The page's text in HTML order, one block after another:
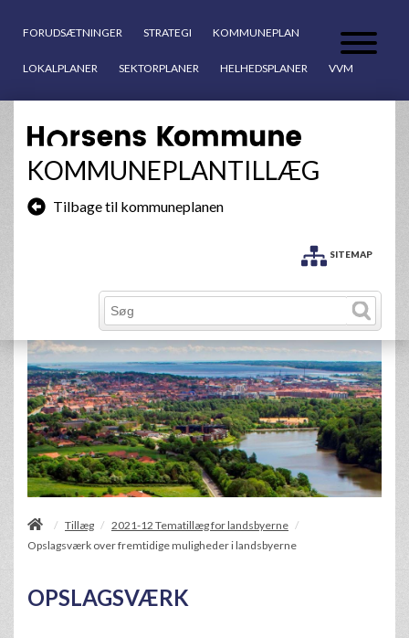
FORUDSÆTNINGER STRATEGI KOMMUNEPLAN
LOKALPLANER SEKTORPLANER HELHEDSPLANER VVM
KOMMUNEPLANTILLÆG
Tilbage til kommuneplanen
SITEMAP
/ Tillæg / 2021-12 Tematillæg for landsbyerne /
Opslagsværk over fremtidige muligheder i landsbyerne
OPSLAGSVÆRK